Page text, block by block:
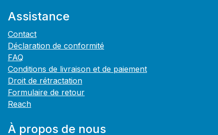
Assistance
Contact
Déclaration de conformité
FAQ
Conditions de livraison et de paiement
Droit de rétractation
Formulaire de retour
Reach
À propos de nous